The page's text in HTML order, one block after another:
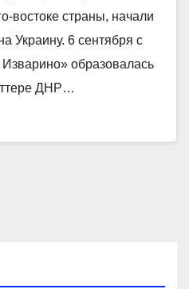
востоке страны, начали
Украину. 6 сентября с
образовалась
ДНР…